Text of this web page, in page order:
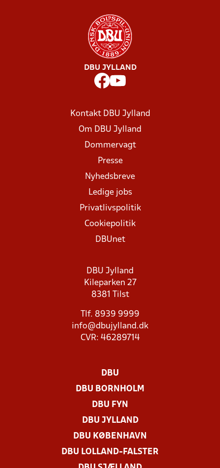
DBU JYLLAND
Kontakt DBU Jylland
Om DBU Jylland
Dommervagt
Presse
Nyhedsbreve
Ledige jobs
Privatlivspolitik
Cookiepolitik
DBUnet
DBU Jylland
Kileparken 27
8381 Tilst
Tlf. 8939 9999
info@dbujylland.dk
CVR: 46289714
DBU
DBU BORNHOLM
DBU FYN
DBU JYLLAND
DBU KØBENHAVN
DBU LOLLAND-FALSTER